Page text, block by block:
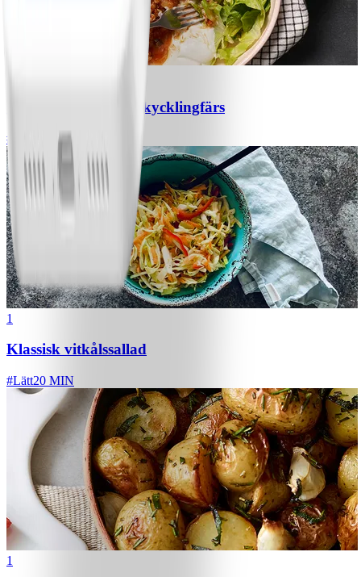
Chili con carne med kycklingfärs
#
1
Klassisk vitkålssallad
#Lätt20 MIN
1